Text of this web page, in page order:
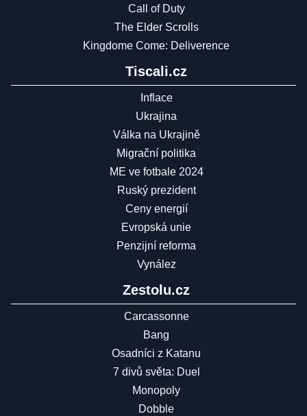
Call of Duty
The Elder Scrolls
Kingdome Come: Deliverence
Tiscali.cz
Inflace
Ukrajina
Válka na Ukrajině
Migrační politika
ME ve fotbale 2024
Ruský prezident
Ceny energií
Evropská unie
Penzijní reforma
Vynález
Zestolu.cz
Carcassonne
Bang
Osadníci z Katanu
7 divů světa: Duel
Monopoly
Dobble